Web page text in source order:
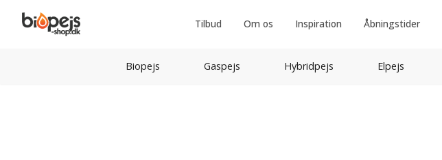
Tilbud Om os Inspiration Åbningstider
Biopejs Gaspejs Hybridpejs Elpejs